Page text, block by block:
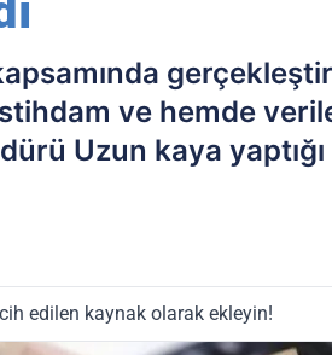
ve hemde
Uzun kaya
edilen kaynak olarak ekleyin!